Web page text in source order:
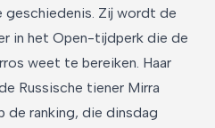
geschiedenis. Zij wordt de
in het Open-tijdperk die de
weet te bereiken. Haar
Russische tiener Mirra
de ranking, die dinsdag